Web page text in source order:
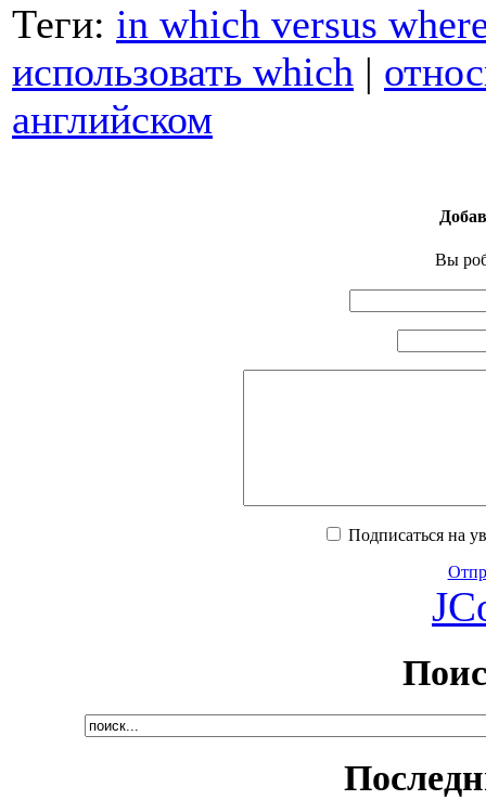
Теги: in which versus
использовать which |
английском
Вы
Подписаться на